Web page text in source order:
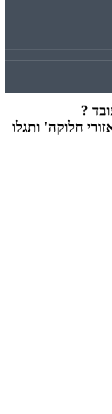
?
חלוקה' ותגלו